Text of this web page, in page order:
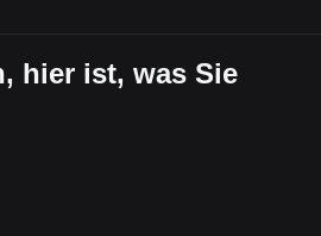
hier ist, was Sie